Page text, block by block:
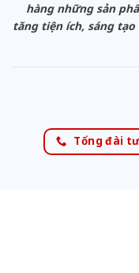
hàng những sản
tăng tiện ích, sáng
Tổng đài